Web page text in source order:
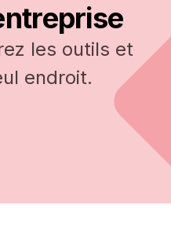
les outils et
endroit.